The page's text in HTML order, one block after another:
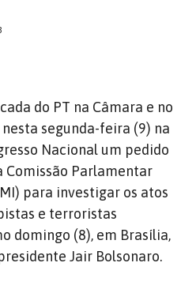
do PT na Câmara e no
segunda-feira (9) na
Nacional um pedido
Comissão Parlamentar
para investigar os atos
e terroristas
domingo (8), em Brasília,
Jair Bolsonaro.